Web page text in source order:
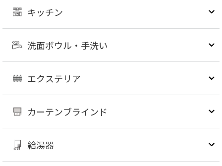
キッチン
洗面ボウル・手洗い
エクステリア
カーテンブラインド
給湯器